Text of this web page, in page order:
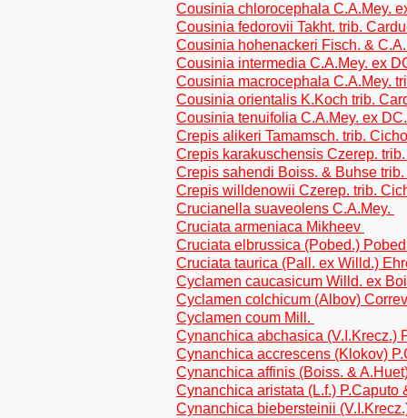
Cousinia chlorocephala C.A.Mey.
Cousinia fedorovii Takht. trib.
Cousinia hohenackeri Fisch. &
Cousinia intermedia C.A.Mey. ex
Cousinia macrocephala C.A.Mey.
Cousinia orientalis K.Koch trib.
Cousinia tenuifolia C.A.Mey. ex
Crepis alikeri Tamamsch. trib.
Crepis karakuschensis Czerep.
Crepis sahendi Boiss. & Buhse
Crepis willdenowii Czerep. trib.
Crucianella suaveolens C.A.Mey.
Cruciata armeniaca Mikheev
Cruciata elbrussica (Pobed.)
Cruciata taurica (Pall. ex Willd.)
Cyclamen caucasicum Willd. ex
Cyclamen colchicum (Albov)
Cyclamen coum Mill.
Cynanchica abchasica (V.I.Krecz.)
Cynanchica accrescens (Klokov)
Cynanchica affinis (Boiss. &
Cynanchica aristata (L.f.)
Cynanchica biebersteinii